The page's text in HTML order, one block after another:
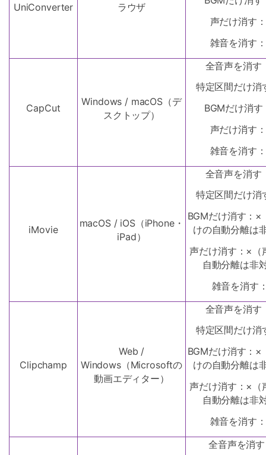
UniConverter ラウザ
声だけ消す
雑音を消す
CapCut
Windows / macOS（デ
スクトップ）
全音声を消
特定区間だけ
BGMだけ消
声だけ消す
雑音を消す
iMovie
macOS / iOS（iPhone・
iPad）
全音声を消
特定区間だけ
BGMだけ消す：×
けの自動分離は
声だけ消す：×（
自動分離は非
雑音を消す
Clipchamp
Web /
Windows（Microsoftの
動画エディター）
全音声を消
特定区間だけ
BGMだけ消す：×
けの自動分離は
声だけ消す：×（
自動分離は非
雑音を消す
全音声を消